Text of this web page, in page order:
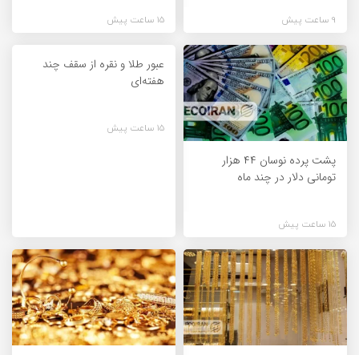
9 ساعت پیش 15 ساعت پیش
پشت پرده نوسان ۴۴ هزار
تومانی دلار در چند ماه
15 ساعت پیش
عبور طلا و نقره از سقف چند
هفته‌ای
15 ساعت پیش